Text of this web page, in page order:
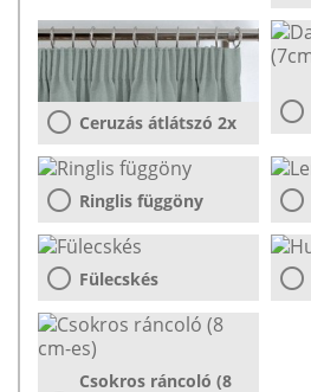
Ceruzás átlátszó 2x
Ringlis függöny
Fülecskés
Csokros ráncoló (8